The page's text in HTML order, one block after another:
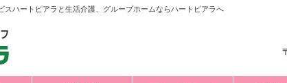
ハートピアラと生活介護、グループホームならハートピアラへ